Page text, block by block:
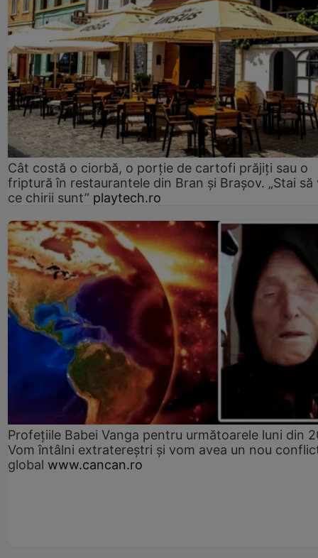
Cât costă o ciorbă, o porţie de cartofi prăjiţi sau o
friptură în restaurantele din Bran şi Braşov. „Stai să
ce chirii sunt” playtech.ro
Profețiile Babei Vanga pentru următoarele luni din
Vom întâlni extratereștri și vom avea un nou
global www.cancan.ro